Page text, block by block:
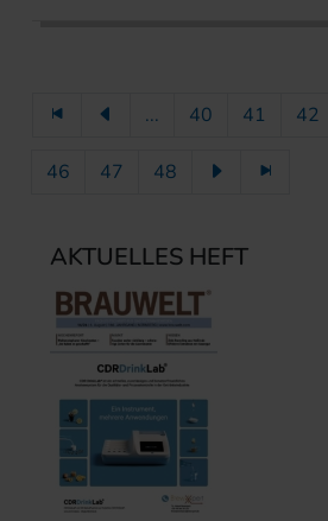
... 40 41 42
46 47 48
AKTUELLES HEFT